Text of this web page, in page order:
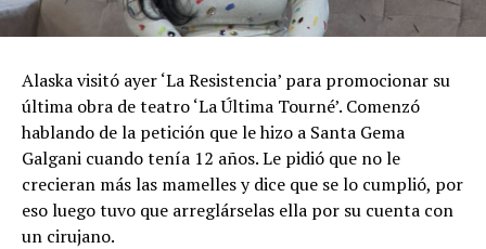
Alaska visitó ayer ‘La Resistencia’ para promocionar su
última obra de teatro ‘La Última Tourné’. Comenzó
hablando de la petición que le hizo a Santa Gema
Galgani cuando tenía 12 años. Le pidió que no le
crecieran más las mamelles y dice que se lo cumplió, por
eso luego tuvo que arreglárselas ella por su cuenta con
un cirujano.